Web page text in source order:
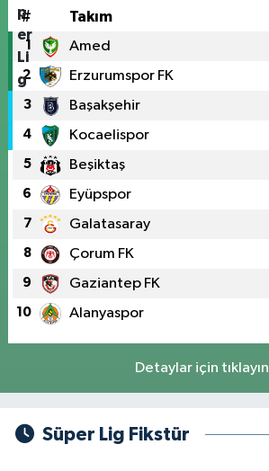
# Takım
1 Amed
2 Erzurumspor FK
3 Başakşehir
4 Kocaelispor
5 Beşiktaş
6 Eyüpspor
7 Galatasaray
8 Çorum FK
9 Gaziantep FK
10 Alanyaspor
Detaylar için tıklayın
Süper Lig Fikstür